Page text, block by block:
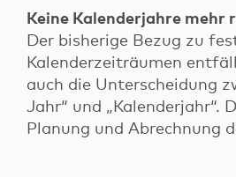
Keine Kalenderjahre mehr
Der bisherige Bezug zu
Kalenderzeiträumen
auch die Unterscheidung
Jahr“ und „Kalenderjahr“.
Planung und Abrechnung